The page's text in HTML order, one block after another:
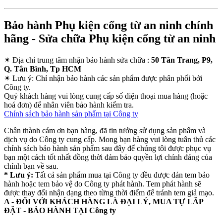
Bảo hành Phụ kiện cổng từ an ninh chính
hãng - Sửa chữa Phụ kiện cổng từ an ninh
✴ Địa chỉ trung tâm nhận bảo hành sửa chữa : 50 Tân Trang, P9,
Q. Tân Bình, Tp HCM
✴ Lưu ý: Chỉ nhận bảo hành các sản phẩm được phân phối bởi
Công ty.
Quý khách hàng vui lòng cung cấp số điện thoại mua hàng (hoặc
hoá đơn) để nhân viên bảo hành kiểm tra.
Chính sách bảo hành sản phẩm tại Công ty
Chân thành cám ơn bạn hàng, đã tin tưởng sử dụng sản phẩm và
dịch vụ do Công ty cung cấp. Mong bạn hàng vui lòng tuân thủ các
chính sách bảo hành sản phẩm sau đây để chúng tôi được phục vụ
bạn một cách tốt nhất đồng thời đảm bảo quyền lợi chính đáng của
chính bạn về sau.
* Lưu ý: Tất cả sản phẩm mua tại Công ty đều được dán tem bảo
hành hoặc tem bảo vệ do Công ty phát hành. Tem phát hành sẽ
được thay đổi nhận dạng theo từng thời điểm để tránh tem giả mạo.
A - ĐỐI VỚI KHÁCH HÀNG LÀ ĐẠI LÝ, MUA TỰ LẮP
ĐẶT - BẢO HÀNH TẠI Công ty